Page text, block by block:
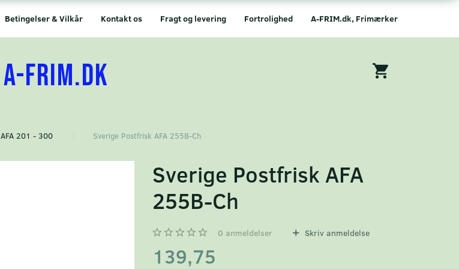
A-FRIM.dk, Frimærker
Fortrolighed
Fragt og levering
Kontakt os
Betingelser & Vilkår
A-FRIM.DK
AFA 201 - 300 Sverige Postfrisk AFA 255B-Ch
Sverige Postfrisk AFA
255B-Ch
0 anmeldelser Skriv anmeldelse
139,75